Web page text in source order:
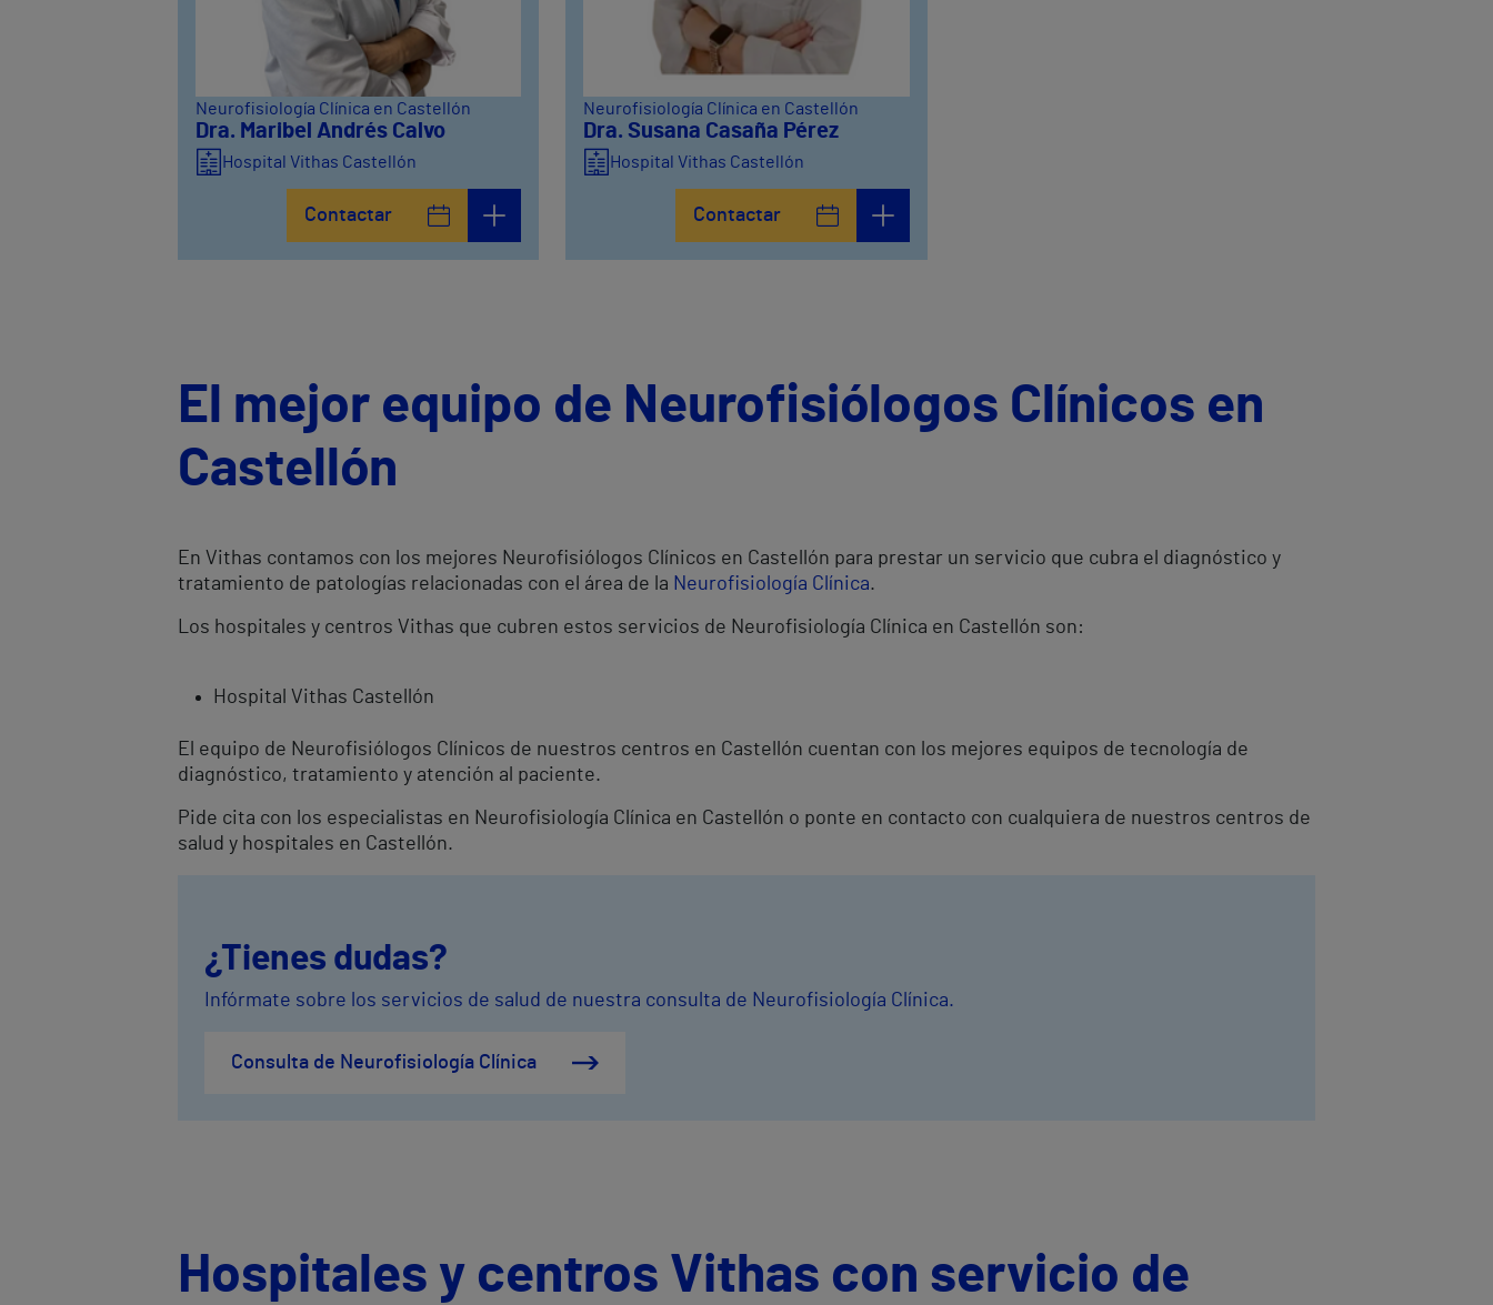
Neurofisiología Clínica en Castellón
Dra. Maribel Andrés Calvo
Hospital Vithas Castellón
Contactar
Neurofisiología Clínica en Castellón
Dra. Susana Casaña Pérez
Hospital Vithas Castellón
Contactar
El mejor equipo de Neurofisiólogos Clínicos en
Castellón
En Vithas contamos con los mejores Neurofisiólogos Clínicos en Castellón para prestar un servicio que cubra el diagnóstico y
tratamiento de patologías relacionadas con el área de la Neurofisiología Clínica.
Los hospitales y centros Vithas que cubren estos servicios de Neurofisiología Clínica en Castellón son:
Hospital Vithas Castellón
El equipo de Neurofisiólogos Clínicos de nuestros centros en Castellón cuentan con los mejores equipos de tecnología de
diagnóstico, tratamiento y atención al paciente.
Pide cita con los especialistas en Neurofisiología Clínica en Castellón o ponte en contacto con cualquiera de nuestros centros de
salud y hospitales en Castellón.
¿Tienes dudas?
Infórmate sobre los servicios de salud de nuestra consulta de Neurofisiología Clínica.
Consulta de Neurofisiología Clínica
Hospitales y centros Vithas con servicio de